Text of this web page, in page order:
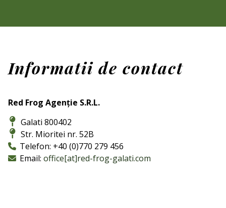
Informatii de contact
Red Frog Agenție S.R.L.
Galati 800402
Str. Mioritei nr. 52B
Telefon: +40 (0)770 279 456
Email: office[at]red-frog-galati.com